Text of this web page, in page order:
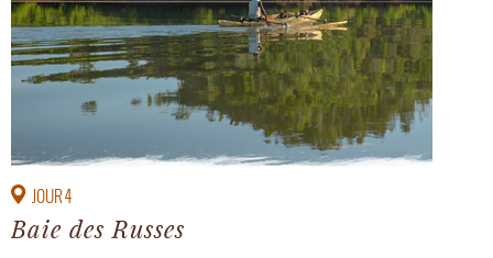
JOUR 4
Baie des Russes